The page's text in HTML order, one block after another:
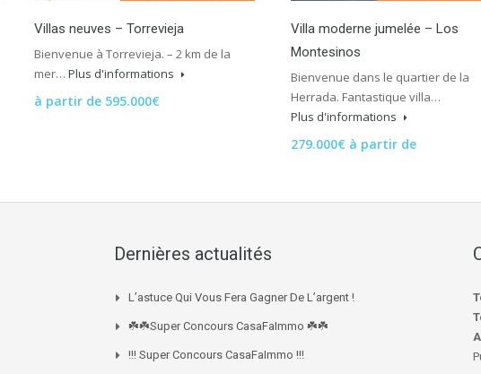
Villas neuves – Torrevieja
Bienvenue à Torrevieja. – 2 km de la
mer… Plus d'informations
à partir de 595.000€
Villa moderne jumelée – Los
Montesinos
Bienvenue dans le quartier de la
Herrada. Fantastique villa…
Plus d'informations
279.000€ à partir de
Dernières actualités
L’astuce Qui Vous Fera Gagner De L’argent !
☘️☘️Super Concours CasaFaImmo ☘️☘️
!!! Super Concours CasaFaImmo !!!